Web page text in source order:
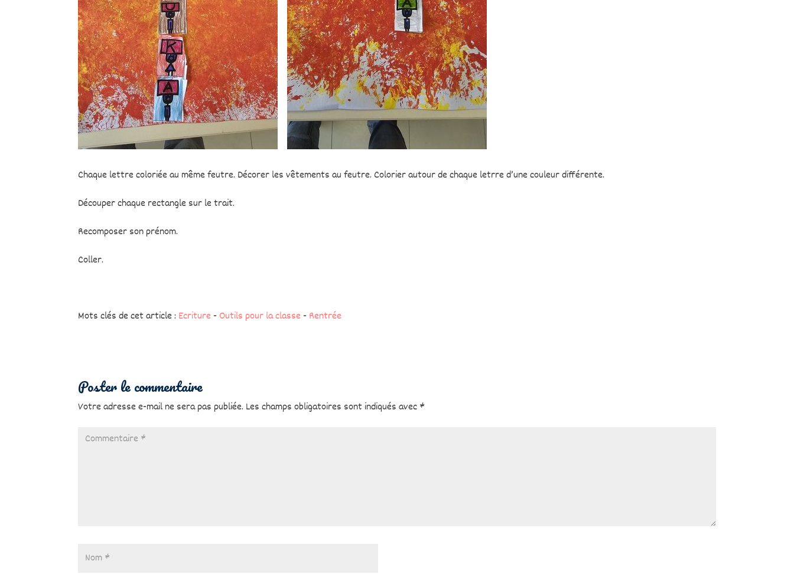
Chaque lettre coloriée au même feutre. Décorer les vêtements au feutre. Colorier autour de chaque letrre d’une couleur différente.
Découper chaque rectangle sur le trait.
Recomposer son prénom.
Coller.
Mots clés de cet article : Ecriture - Outils pour la classe - Rentrée
Poster le commentaire
Votre adresse e-mail ne sera pas publiée. Les champs obligatoires sont indiqués avec *